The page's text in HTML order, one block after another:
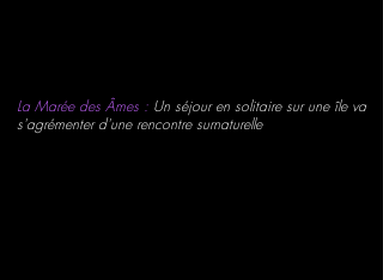
La Marée des Âmes : Un séjour en solitaire sur une île va
s'agrémenter d'une rencontre surnaturelle